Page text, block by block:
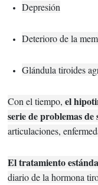
Depresión
Deterioro de la
Glándula tiroides
Con el tiempo,el
serie de problemas de
articulaciones,
El tratamiento
diario de la hormona